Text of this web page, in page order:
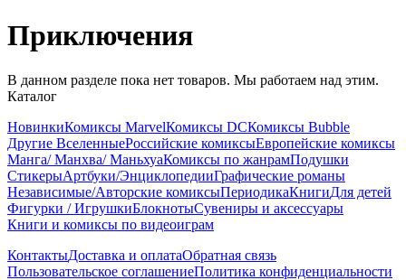
Приключения
В данном разделе пока нет товаров. Мы работаем над этим.
Каталог
НовинкиКомиксы MarvelКомиксы DCКомиксы Bubble
Другие ВселенныеРоссийские комиксыЕвропейские комиксы
Манга/ Манхва/ МаньхуаКомиксы по жанрамПодушки
СтикерыАртбуки/ЭнциклопедииГрафические романы
Независимые/Авторские комиксыПериодикаКнигиДля детей
Фигурки / ИгрушкиБлокнотыСувениры и аксессуары
Книги и комиксы по видеоиграм
КонтактыДоставка и оплатаОбратная связь
Пользовательское соглашениеПолитика конфиденциальности